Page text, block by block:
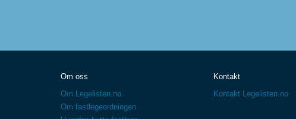
feltet
Om oss
Om Legelisten.no
Om fastlegeordningen
Kontakt
Kontakt Legelisten.no